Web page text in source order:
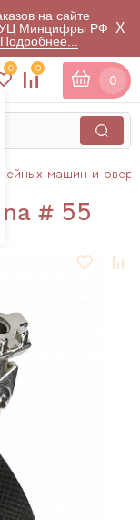
на сайте
Минцифры РФ
Подробнее...
X
0 0
0
машин и
# 55